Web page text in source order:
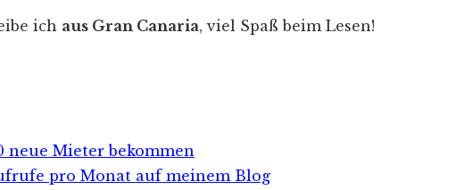
ich aus Gran Canaria, viel Spaß beim Lesen!
neue Mieter bekommen
pro Monat auf meinem Blog